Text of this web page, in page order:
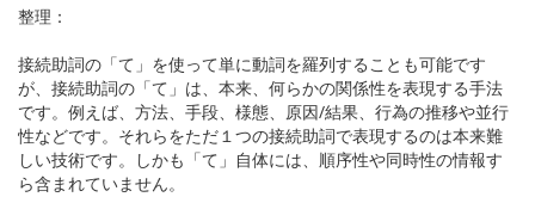
整理：
接続助詞の「て」を使って単に動詞を羅列することも可能です
が、接続助詞の「て」は、本来、何らかの関係性を表現する手法
です。例えば、方法、手段、様態、原因/結果、行為の推移や並行
性などです。それらをただ１つの接続助詞で表現するのは本来難
しい技術です。しかも「て」自体には、順序性や同時性の情報す
ら含まれていません。